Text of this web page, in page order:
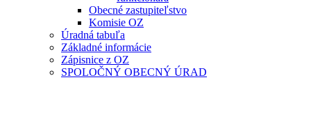
Obecné zastupiteľstvo
Komisie OZ
Úradná tabuľa
Základné informácie
Zápisnice z OZ
SPOLOČNÝ OBECNÝ ÚRAD